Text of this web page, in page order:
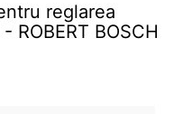
reglarea
ROBERT BOSCH